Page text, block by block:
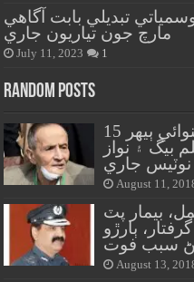
موسمياتي تبديلي بابت آگاهي
مارچ جون تياريون جاري
July 11, 2023 1
Random Posts
اصغر خان ڪيس جي شنوائي ٻيهر 15
بيگ ۽ نواز
جاري
August 11,
بيمار پٽ
ٻارڙو
سبب فوت
August 13,